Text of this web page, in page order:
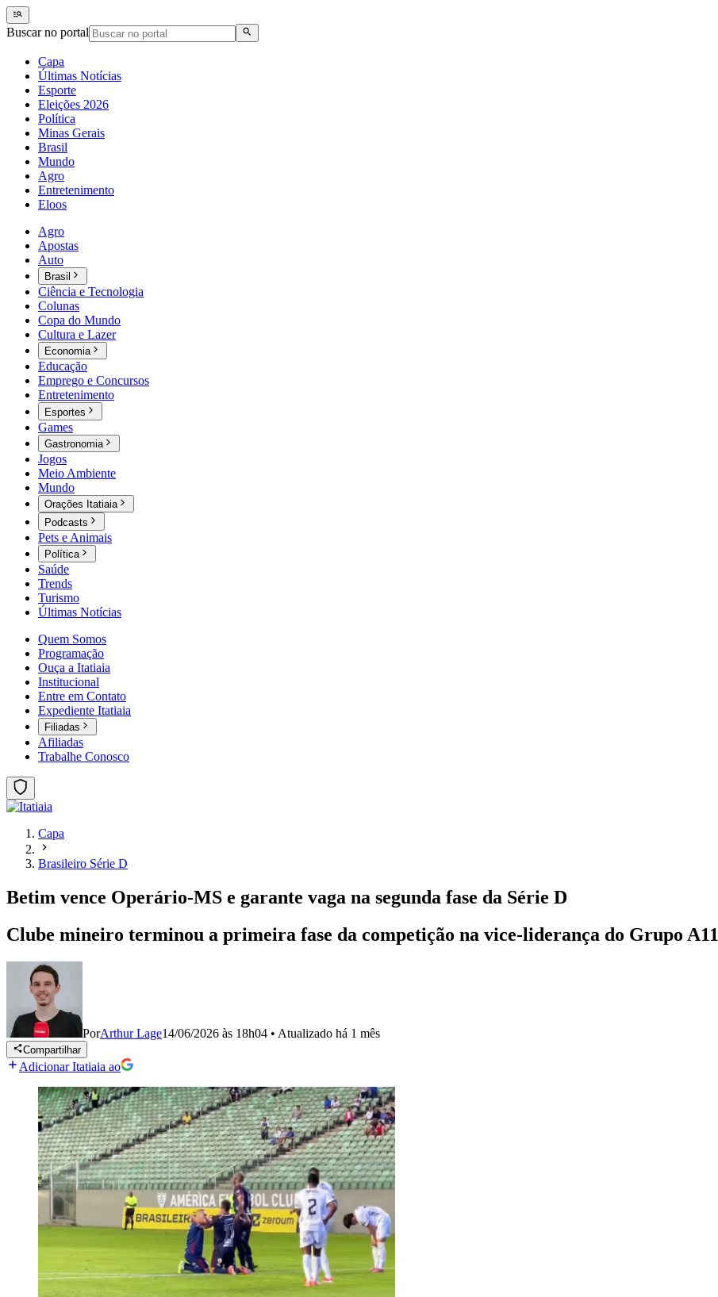
Buscar no portal
Capa
Últimas Notícias
Esporte
Eleições 2026
Política
Minas Gerais
Brasil
Mundo
Agro
Entretenimento
Eloos
Agro
Apostas
Auto
Brasil
Ciência e Tecnologia
Colunas
Copa do Mundo
Cultura e Lazer
Economia
Educação
Emprego e Concursos
Entretenimento
Esportes
Games
Gastronomia
Jogos
Meio Ambiente
Mundo
Orações Itatiaia
Podcasts
Pets e Animais
Política
Saúde
Trends
Turismo
Últimas Notícias
Quem Somos
Programação
Ouça a Itatiaia
Institucional
Entre em Contato
Expediente Itatiaia
Filiadas
Afiliadas
Trabalhe Conosco
Capa
Brasileiro Série D
Betim vence Operário-MS e garante vaga na segunda fase da Série D
Clube mineiro terminou a primeira fase da competição na vice-liderança do Grupo A11
PorArthur Lage14/06/2026 às 18h04 • Atualizado há 1 mês
Compartilhar
Adicionar Itatiaia ao